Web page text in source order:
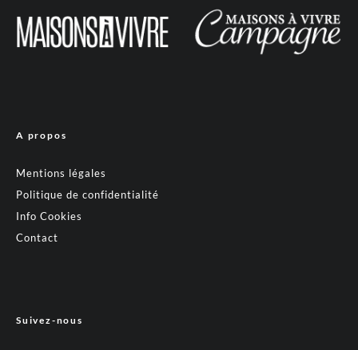
A propos
Mentions légales
Politique de confidentialité
Info Cookies
Contact
Suivez-nous